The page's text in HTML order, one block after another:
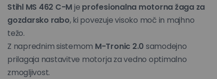
Stihl MS 462 C-Mje profesionalna motorna žaga za
gozdarsko rabo, ki povezuje visoko moč in majhno
težo.
Z naprednim sistemom M-Tronic 2.0 samodejno
prilagaja nastavitve motorja za vedno optimalno
zmogljivost.